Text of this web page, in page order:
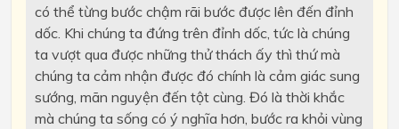
có thể từng bước chậm rãi bước được lên đến đỉnh
dốc. Khi chúng ta đứng trên đỉnh dốc, tức là chúng
ta vượt qua được những thử thách ấy thì thứ mà
chúng ta cảm nhận được đó chính là cảm giác sung
sướng, mãn nguyện đến tột cùng. Đó là thời khắc
mà chúng ta sống có ý nghĩa hơn, bước ra khỏi vùng